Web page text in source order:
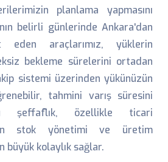
planlama yapmasını
belirli günlerinde Ankara'dan
eden araçlarımız, yüklerin
bekleme sürelerini ortadan
sistemi üzerinden yükünüzün
tahmini varış süresini
şeffaflık, özellikle ticari
stok yönetimi ve üretim
büyük kolaylık sağlar.